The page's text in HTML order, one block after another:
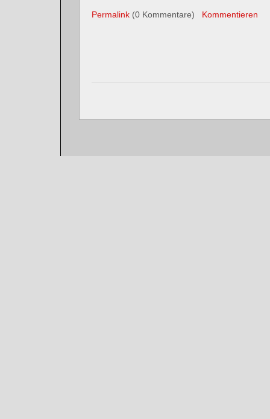
Permalink (0 Kommentare) Kommentieren